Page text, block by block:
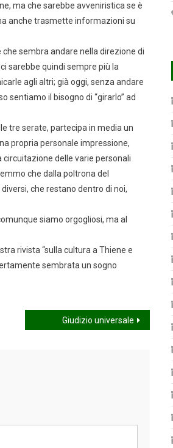
ma che sarebbe avveniristica se è
anche trasmette informazioni su
sembra andare nella direzione di
sarebbe quindi sempre più la
agli altri; già oggi, senza andare
sentiamo il bisogno di “girarlo” ad
tre serate, partecipa in media un
propria personale impressione,
delle varie personali
che dalla poltrona del
che restano dentro di noi,
siamo orgogliosi, ma al
rivista “sulla cultura a Thiene e
sembrata un sogno
Giudizio universale